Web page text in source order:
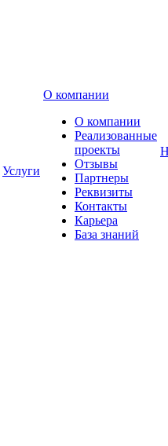
Услуги
О компании
О компании
Реализованные
проекты
Отзывы
Партнеры
Реквизиты
Контакты
Карьера
База знаний